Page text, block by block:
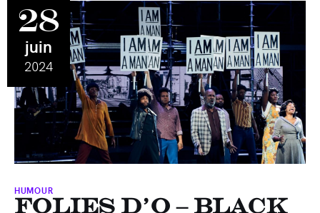
Agenda
Hors-série
Articles
La base Alpha
Nous contacter
HUMOUR
Folies d’O – Black
28
juin
2024